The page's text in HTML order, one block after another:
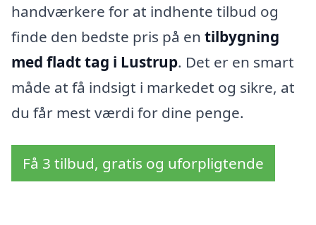
handværkere for at indhente tilbud og
finde den bedste pris på en tilbygning
med fladt tag i Lustrup. Det er en smart
måde at få indsigt i markedet og sikre, at
du får mest værdi for dine penge.
Få 3 tilbud, gratis og uforpligtende